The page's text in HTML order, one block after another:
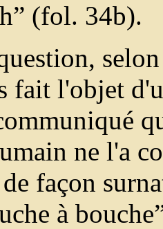
(fol. 34b).
fait l'objet
ne l'a
façon
à